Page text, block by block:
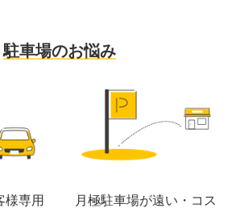
駐車場のお悩み
様専用
月極駐車場が遠い・コス